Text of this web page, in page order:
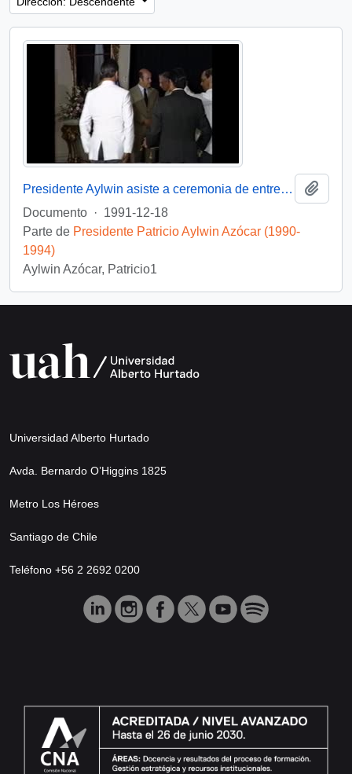
Presidente Aylwin asiste a ceremonia de entrega de Condecoración a Generales del Ejercito : video
Documento · 1991-12-18
Parte de Presidente Patricio Aylwin Azócar (1990-
1994)
Aylwin Azócar, Patricio1
Universidad Alberto Hurtado
Avda. Bernardo O’Higgins 1825
Metro Los Héroes
Santiago de Chile
Teléfono +56 2 2692 0200